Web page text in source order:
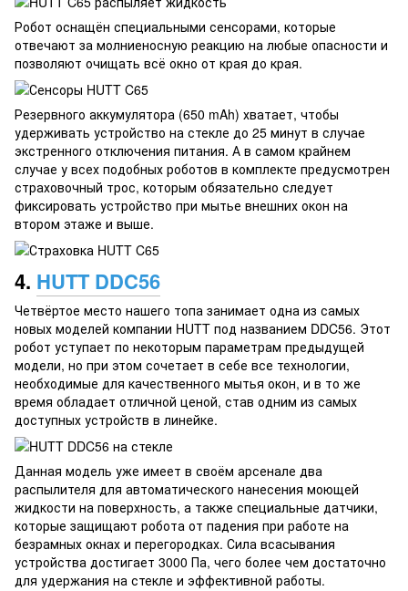
Робот оснащён специальными сенсорами, которые
отвечают за молниеносную реакцию на любые опасности и
позволяют очищать всё окно от края до края.
Резервного аккумулятора (650 mAh) хватает, чтобы
удерживать устройство на стекле до 25 минут в случае
экстренного отключения питания. А в самом крайнем
случае у всех подобных роботов в комплекте предусмотрен
страховочный трос, которым обязательно следует
фиксировать устройство при мытье внешних окон на
втором этаже и выше.
4. HUTT DDC56
Четвёртое место нашего топа занимает одна из самых
новых моделей компании HUTT под названием DDC56. Этот
робот уступает по некоторым параметрам предыдущей
модели, но при этом сочетает в себе все технологии,
необходимые для качественного мытья окон, и в то же
время обладает отличной ценой, став одним из самых
доступных устройств в линейке.
Данная модель уже имеет в своём арсенале два
распылителя для автоматического нанесения моющей
жидкости на поверхность, а также специальные датчики,
которые защищают робота от падения при работе на
безрамных окнах и перегородках. Сила всасывания
устройства достигает 3000 Па, чего более чем достаточно
для удержания на стекле и эффективной работы.